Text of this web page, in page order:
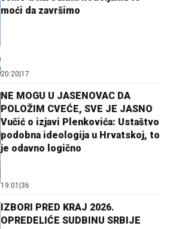
moći da završimo
20:20|17
NE MOGU U JASENOVAC DA
POLOŽIM CVEĆE, SVE JE JASNO
Vučić o izjavi Plenkovića: Ustaštvo
podobna ideologija u Hrvatskoj, to
je odavno logično
19:01 |36
IZBORI PRED KRAJ 2026.
OPREDELIĆE SUDBINU SRBIJE